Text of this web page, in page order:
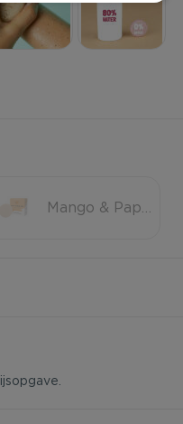
Mango & Papaja